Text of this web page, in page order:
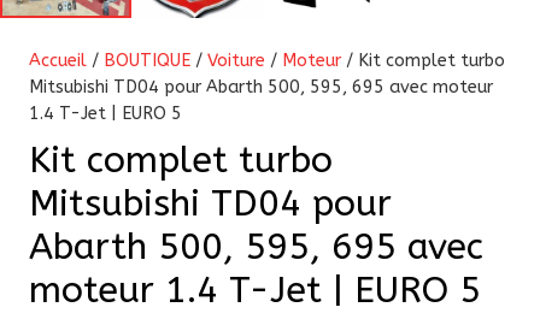
Accueil / BOUTIQUE / Voiture / Moteur / Kit complet turbo
Mitsubishi TD04 pour Abarth 500, 595, 695 avec moteur
1.4 T-Jet | EURO 5
Kit complet turbo
Mitsubishi TD04 pour
Abarth 500, 595, 695 avec
moteur 1.4 T-Jet | EURO 5